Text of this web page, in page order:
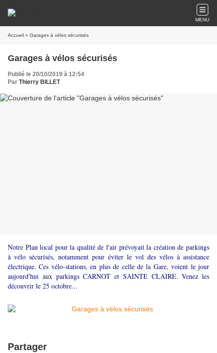
MENU
Accueil » Garages à vélos sécurisés
Garages à vélos sécurisés
Publié le 20/10/2019 à 12:54
Par Thierry BILLET
Notre Plan local pour la qualité de l'air prévoyait la création de parkings
à vélo sécurisés, notamment pour éviter le vol des vélos à assistance
électrique. Ces vélo-stations, en plus de celle de la Gare, voient le jour
aujourd'hui aux parkings CARNOT et SAINTE CLAIRE. Venez les
découvrir le 25 octobre...
Partager